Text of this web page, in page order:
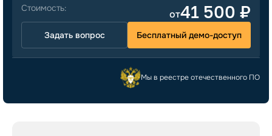
от41 500 ₽
Задать вопрос Бесплатный демо-доступ
Мы в реестре отечественного ПО